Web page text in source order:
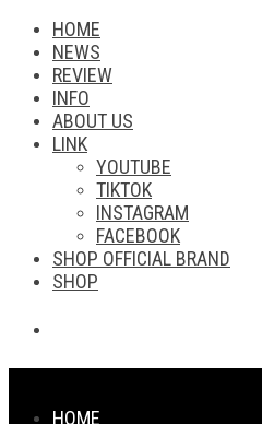
HOME
NEWS
REVIEW
INFO
ABOUT US
LINK
YOUTUBE
TIKTOK
INSTAGRAM
FACEBOOK
SHOP OFFICIAL BRAND
SHOP
HOME